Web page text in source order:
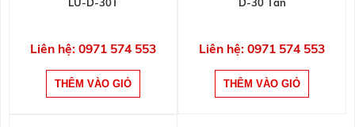
Liên hệ: 0971 574 553 Liên hệ: 0971 574 553